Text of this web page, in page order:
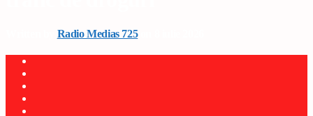
Radio Medias 725on 8 iulie 2026